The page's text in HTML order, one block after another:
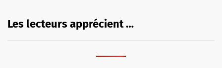
Les lecteurs apprécient …